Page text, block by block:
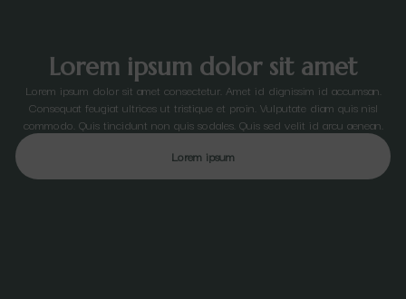
Lorem ipsum dolor sit amet
Lorem ipsum dolor sit amet consectetur. Amet id dignissim id accumsan.
Consequat feugiat ultrices ut tristique et proin. Vulputate diam quis nisl
commodo. Quis tincidunt non quis sodales. Quis sed velit id arcu aenean.
Lorem ipsum